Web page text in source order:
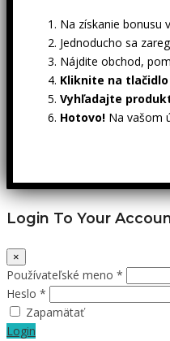
Na získanie bonusu
Jednoducho sa
Nájdite obchod,
Kliknite na tlačidlo
Vyhľadajte
Hotovo! Na vašom
Login To Your
×
Používateľské meno *
Heslo *
Zapamätať
Login